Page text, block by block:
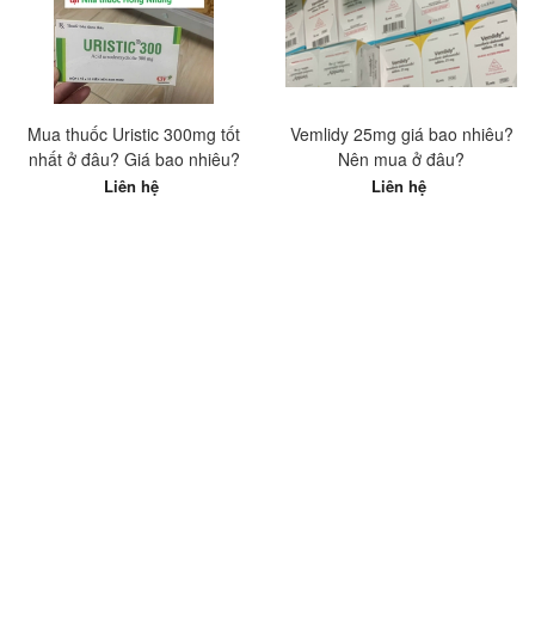
Mua thuốc Uristic 300mg tốt
nhất ở đâu? Giá bao nhiêu?
Liên hệ
Vemlidy 25mg giá bao nhiêu?
Nên mua ở đâu?
Liên hệ